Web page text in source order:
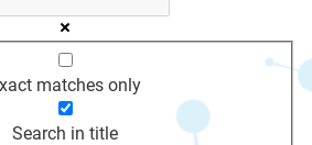
matches only
Search in title